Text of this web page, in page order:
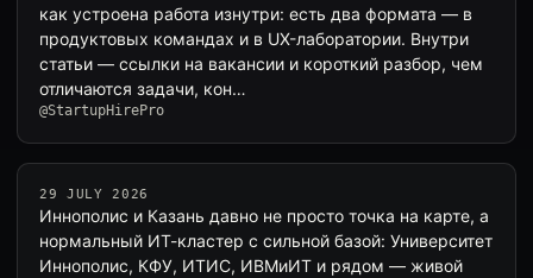
как устроена работа изнутри: есть два формата — в
продуктовых командах и в UX-лаборатории. Внутри
статьи — ссылки на вакансии и короткий разбор, чем
отличаются задачи, кон…
@StartupHirePro
29 JULY 2026
Иннополис и Казань давно не просто точка на карте, а
нормальный ИТ-кластер с сильной базой: Университет
Иннополис, КФУ, ИТИС, ИВМиИТ и рядом — живой